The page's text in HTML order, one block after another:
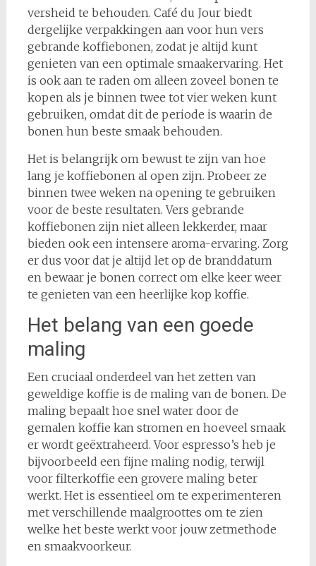
versheid te behouden. Café du Jour biedt
dergelijke verpakkingen aan voor hun vers
gebrande koffiebonen, zodat je altijd kunt
genieten van een optimale smaakervaring. Het
is ook aan te raden om alleen zoveel bonen te
kopen als je binnen twee tot vier weken kunt
gebruiken, omdat dit de periode is waarin de
bonen hun beste smaak behouden.
Het is belangrijk om bewust te zijn van hoe
lang je koffiebonen al open zijn. Probeer ze
binnen twee weken na opening te gebruiken
voor de beste resultaten. Vers gebrande
koffiebonen zijn niet alleen lekkerder, maar
bieden ook een intensere aroma-ervaring. Zorg
er dus voor dat je altijd let op de branddatum
en bewaar je bonen correct om elke keer weer
te genieten van een heerlijke kop koffie.
Het belang van een goede
maling
Een cruciaal onderdeel van het zetten van
geweldige koffie is de maling van de bonen. De
maling bepaalt hoe snel water door de
gemalen koffie kan stromen en hoeveel smaak
er wordt geëxtraheerd. Voor espresso’s heb je
bijvoorbeeld een fijne maling nodig, terwijl
voor filterkoffie een grovere maling beter
werkt. Het is essentieel om te experimenteren
met verschillende maalgroottes om te zien
welke het beste werkt voor jouw zetmethode
en smaakvoorkeur.